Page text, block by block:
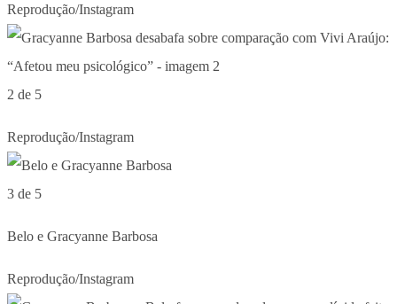
Reprodução/Instagram
2 de 5
Reprodução/Instagram
3 de 5
Belo e Gracyanne Barbosa
Reprodução/Instagram